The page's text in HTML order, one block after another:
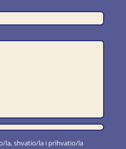
la, shvatio/la i prihvatio/la